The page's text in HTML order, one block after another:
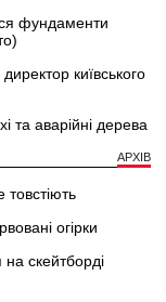
фундаменти
київського
та аварійні дерева
АРХІВ
товстіють
огірки
на скейтборді